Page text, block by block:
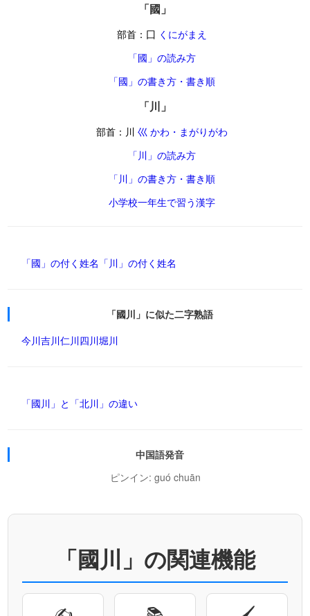
「國」
部首：囗 くにがまえ
「國」の読み方
「國」の書き方・書き順
「川」
部首：川 巛 かわ・まがりがわ
「川」の読み方
「川」の書き方・書き順
小学校一年生で習う漢字
「國」の付く姓名 「川」の付く姓名
「國川」に似た二字熟語
今川吉川仁川四川堀川
「國川」と「北川」の違い
中国語発音
ピンイン: guó chuān
「國川」の関連機能